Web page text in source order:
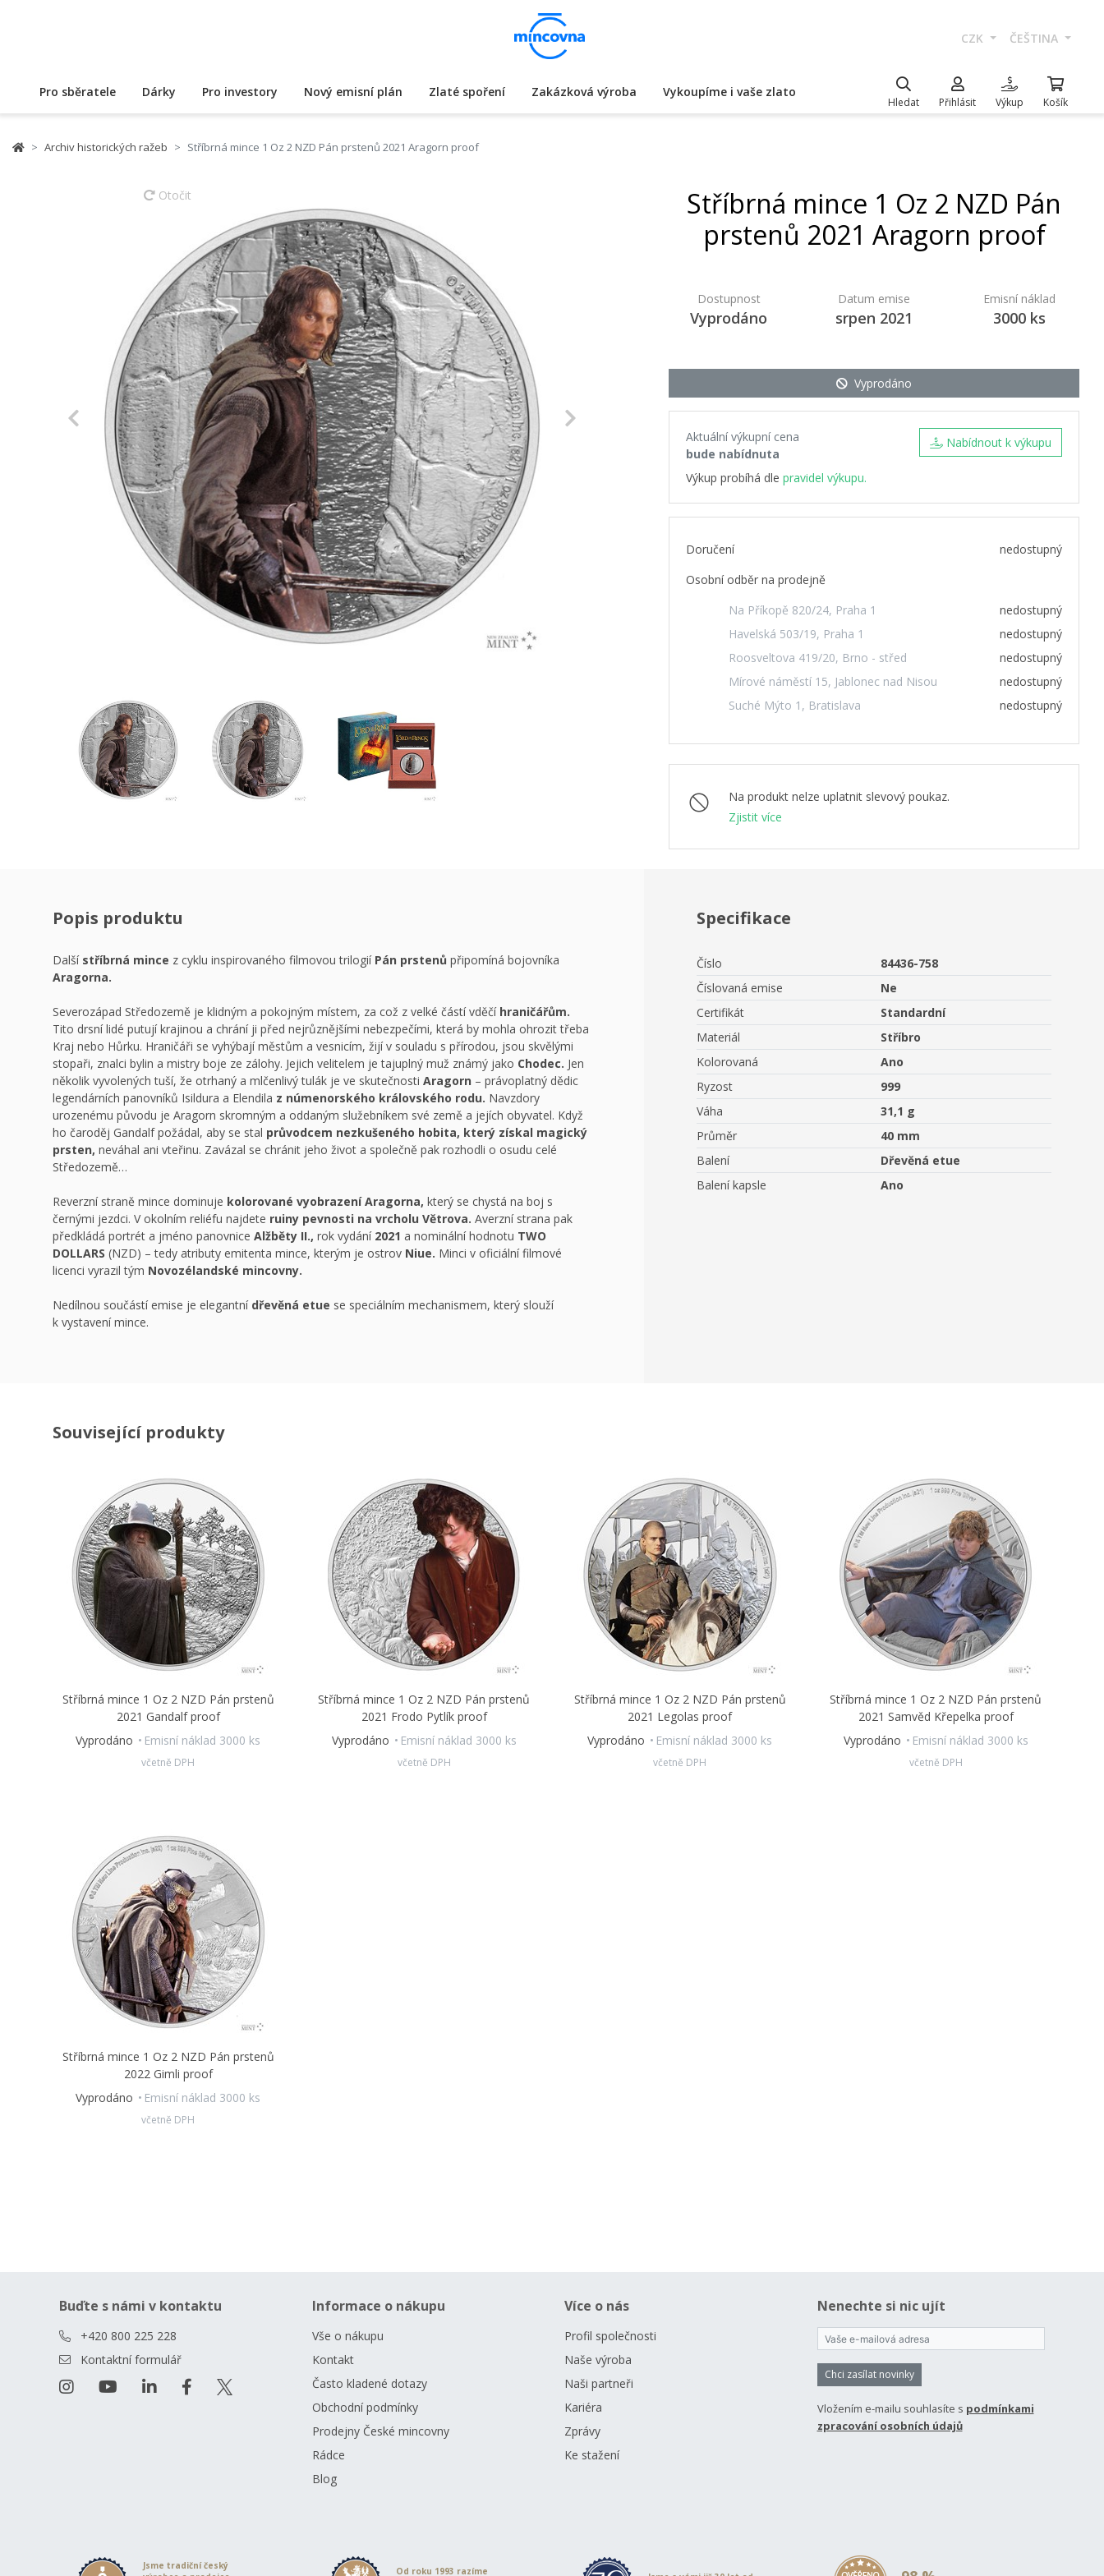
CZK ČEŠTINA
Pro sběratele Dárky Pro investory Nový emisní plán Zlaté spoření Zakázková výroba Vykoupíme i vaše zlato
Hledat Přihlásit Výkup Košík
Archiv historických ražeb Stříbrná mince 1 Oz 2 NZD Pán prstenů 2021 Aragorn proof
Otočit
Previous
Stříbrná mince 1 Oz 2 NZD Pán
prstenů 2021 Aragorn proof
Dostupnost
Vyprodáno
Datum emise
srpen 2021
Emisní náklad
3000 ks
Vyprodáno
Aktuální výkupní cena
bude nabídnuta
Výkup probíhá dle pravidel výkupu.
Nabídnout k výkupu
Doručení
nedostupný
Osobní odběr na prodejně
Na Příkopě 820/24, Praha 1
nedostupný
Havelská 503/19, Praha 1
nedostupný
Roosveltova 419/20, Brno - střed
nedostupný
Mírové náměstí 15, Jablonec nad Nisou
nedostupný
Suché Mýto 1, Bratislava
nedostupný
Na produkt nelze uplatnit slevový poukaz.
Zjistit více
Popis produktu
Dalšístříbrná mince z cyklu inspirovaného filmovou trilogií Pán prstenů připomíná bojovníka
Aragorna.
Severozápad Středozemě je klidným a pokojným místem, za což z velké částí vděčí hraničářům.
Tito drsní lidé putují krajinou a chrání ji před nejrůznějšími nebezpečími, která by mohla ohrozit třeba
Kraj nebo Hůrku. Hraničáři se vyhýbají městům a vesnicím, žijí v souladu s přírodou, jsou skvělými
stopaři, znalci bylin a mistry boje ze zálohy. Jejich velitelem je tajuplný muž známý jako Chodec. Jen
několik vyvolených tuší, že otrhaný a mlčenlivý tulák je ve skutečnosti Aragorn – právoplatný dědic
legendárních panovníků Isildura a Elendila z númenorského královského rodu. Navzdory
urozenému původu je Aragorn skromným a oddaným služebníkem své země a jejích obyvatel. Když
ho čaroděj Gandalf požádal, aby se stal průvodcem nezkušeného hobita, který získal magický
prsten, neváhal ani vteřinu. Zavázal se chránit jeho život a společně pak rozhodli o osudu celé
Středozemě…
Reverzní straně mince dominuje kolorované vyobrazení Aragorna, který se chystá na boj s
černými jezdci. V okolním reliéfu najdete ruiny pevnosti na vrcholu Větrova. Averzní strana pak
předkládá portrét a jméno panovnice Alžběty II., rok vydání 2021 a nominální hodnotu TWO
DOLLARS (NZD) – tedy atributy emitenta mince, kterým je ostrov Niue. Minci v oficiální filmové
licenci vyrazil tým Novozélandské mincovny.
Nedílnou součástí emise je elegantní dřevěná etue se speciálním mechanismem, který slouží
k vystavení mince.
Specifikace
Číslo
84436-758
Číslovaná emise
Ne
Certifikát
Standardní
Materiál
Stříbro
Kolorovaná
Ano
Ryzost
999
Váha
31,1 g
Průměr
40 mm
Balení
Dřevěná etue
Balení kapsle
Ano
Související produkty
Stříbrná mince 1 Oz 2 NZD Pán prstenů
2021 Gandalf proof
Vyprodáno
Emisní náklad 3000 ks
včetně DPH
Stříbrná mince 1 Oz 2 NZD Pán prstenů
2021 Frodo Pytlík proof
Vyprodáno
Emisní náklad 3000 ks
včetně DPH
Stříbrná mince 1 Oz 2 NZD Pán prstenů
2021 Legolas proof
Vyprodáno
Emisní náklad 3000 ks
včetně DPH
Stříbrná mince 1 Oz 2 NZD Pán prstenů
2021 Samvěd Křepelka proof
Vyprodáno
Emisní náklad 3000 ks
včetně DPH
Stříbrná mince 1 Oz 2 NZD Pán prstenů
2022 Gimli proof
Vyprodáno
Emisní náklad 3000 ks
včetně DPH
Buďte s námi v kontaktu
+420 800 225 228
Kontaktní formulář
Informace o nákupu
Vše o nákupu
Kontakt
Často kladené dotazy
Obchodní podmínky
Prodejny České mincovny
Rádce
Blog
Více o nás
Profil společnosti
Naše výroba
Naši partneři
Kariéra
Zprávy
Ke stažení
Nenechte si nic ujít
Chci zasílat novinky
Vložením e-mailu souhlasíte s podmínkami
zpracování osobních údajů
Jsme tradiční český
Od roku 1993 razíme